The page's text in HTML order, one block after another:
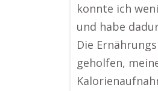
konnte ich
und habe
Die
geholfen,